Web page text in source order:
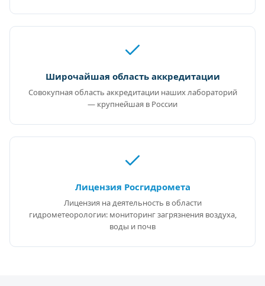
Широчайшая область аккредитации
Совокупная область аккредитации наших лабораторий
— крупнейшая в России
Лицензия Росгидромета
Лицензия на деятельность в области
гидрометеорологии: мониторинг загрязнения воздуха,
воды и почв